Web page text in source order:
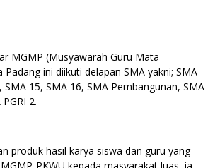
MGMP (Musyawarah Guru Mata
Padang ini diikuti delapan SMA yakni; SMA
SMA 15, SMA 16, SMA Pembangunan, SMA
2.
produk hasil karya siswa dan guru yang